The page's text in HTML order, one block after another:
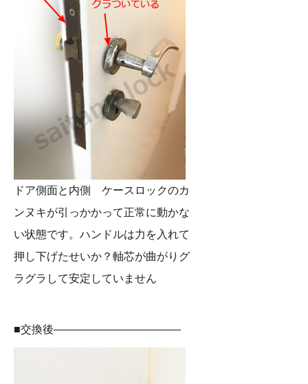
ドア側面と内側 ケースロックのカ
ンヌキが引っかかって正常に動かな
い状態です。ハンドルは力を入れて
押し下げたせいか？軸芯が曲がりグ
ラグラして安定していません
■交換後———————————–